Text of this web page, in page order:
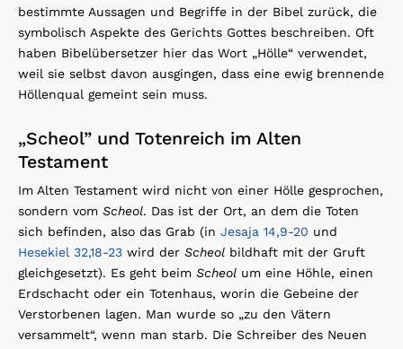
bestimmte Aussagen und Begriffe in der Bibel zurück, die
symbolisch Aspekte des Gerichts Gottes beschreiben. Oft
haben Bibelübersetzer hier das Wort „Hölle“ verwendet,
weil sie selbst davon ausgingen, dass eine ewig brennende
Höllenqual gemeint sein muss.
„Scheol” und Totenreich im Alten
Testament
Im Alten Testament wird nicht von einer Hölle gesprochen,
sondern vom Scheol. Das ist der Ort, an dem die Toten
sich befinden, also das Grab (in Jesaja 14,9-20 und
Hesekiel 32,18-23 wird der Scheol bildhaft mit der Gruft
gleichgesetzt). Es geht beim Scheol um eine Höhle, einen
Erdschacht oder ein Totenhaus, worin die Gebeine der
Verstorbenen lagen. Man wurde so „zu den Vätern
versammelt“, wenn man starb. Die Schreiber des Neuen